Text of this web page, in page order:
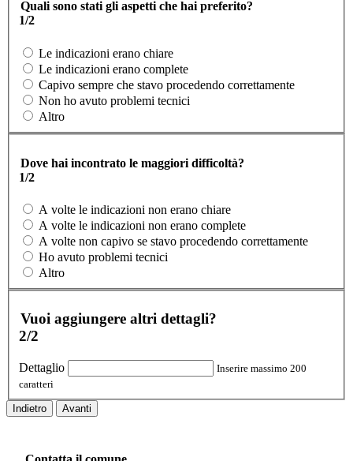
Quali sono stati gli aspetti che hai preferito?
1/2
Le indicazioni erano chiare
Le indicazioni erano complete
Capivo sempre che stavo procedendo correttamente
Non ho avuto problemi tecnici
Altro
Dove hai incontrato le maggiori difficoltà?
1/2
A volte le indicazioni non erano chiare
A volte le indicazioni non erano complete
A volte non capivo se stavo procedendo correttamente
Ho avuto problemi tecnici
Altro
Vuoi aggiungere altri dettagli?
2/2
Dettaglio
Inserire massimo 200
caratteri
Indietro Avanti